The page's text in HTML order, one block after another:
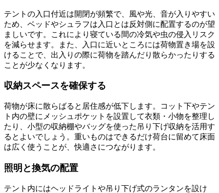
テントの入口付近は開閉が頻繁で、風や光、音が入りやすい
ため、ベッドやシュラフは入口とは反対側に配置するのが望
ましいです。これにより寝ている間の冷気や虫の侵入リスク
を減らせます。また、入口に近いところには荷物置き場を設
けることで、出入りの際に荷物を踏んだり散らかったりする
ことが少なくなります。
収納スペースを確保する
荷物が床に散らばると居住感が低下します。コット下やテン
ト内の壁にメッシュポケットを設置して衣類・小物を整理し
たり、小型の収納棚やバッグを使った吊り下げ収納を活用す
るとよいでしょう。重いものはできるだけ荷台に留めて床面
は広く使うことが、快適さにつながります。
照明と換気の配置
テント内にはヘッドライトや吊り下げ式のランタンを設け